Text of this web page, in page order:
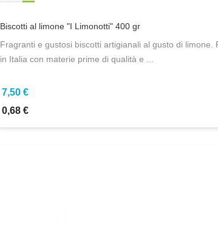
Biscotti al limone "I Limonotti" 400 gr
Fragranti e gustosi biscotti artigianali al gusto di limone.
in Italia con materie prime di qualità e ...
7,50 €
0,68 €